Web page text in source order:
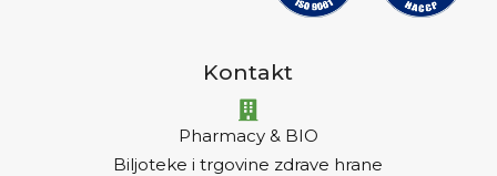
Kontakt
Pharmacy & BIO
Biljoteke i trgovine zdrave hrane